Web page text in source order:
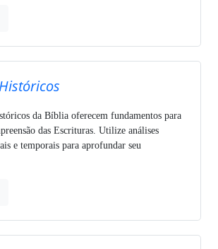
da Bíblia oferecem fundamentos para
das Escrituras. Utilize análises
e temporais para aprofundar seu